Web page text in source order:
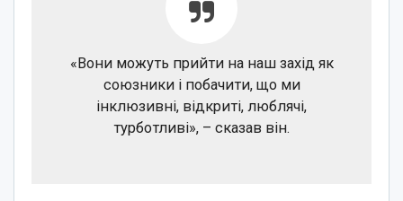
«Вони можуть прийти на наш захід як
союзники і побачити, що ми
інклюзивні, відкриті, люблячі,
турботливі», – сказав він.